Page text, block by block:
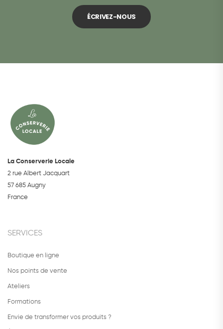
ÉCRIVEZ-NOUS
La Conserverie Locale
2 rue Albert Jacquart
57 685 Augny
France
SERVICES
Boutique en ligne
Nos points de vente
Ateliers
Formations
Envie de transformer vos produits ?